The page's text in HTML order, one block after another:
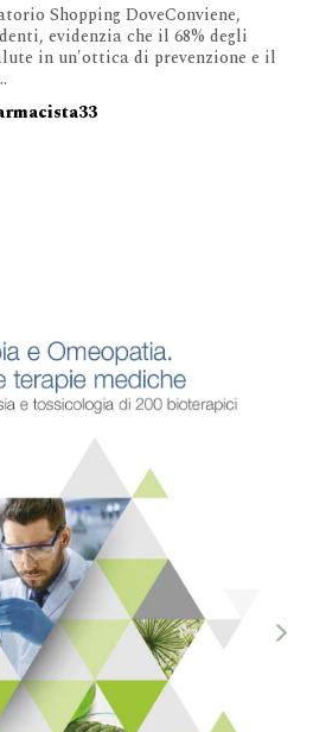
Shopping DoveConviene,
evidenzia che il 68% degli
in un'ottica di prevenzione e il